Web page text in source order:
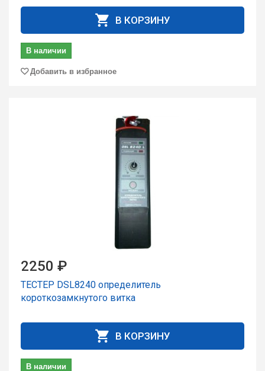
В КОРЗИНУ
В наличии
Добавить в избранное
2250 ₽
ТЕСТЕР DSL8240 опpеделитель
коpоткозамкнутого витка
В КОРЗИНУ
В наличии